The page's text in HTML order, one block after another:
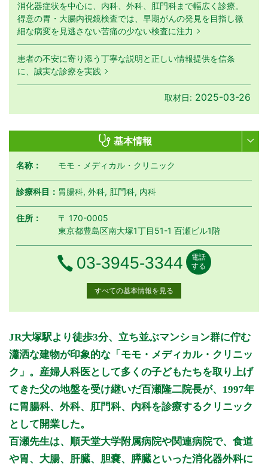
消化器症状を中心に、内科、外科、肛門科まで幅広く診療。
得意の胃・大腸内視鏡検査では、早期がんの発見を目指し微
細な病変を見逃さない苦痛の少ない検査に注力
患者の不安に寄り添う丁寧な説明と正しい情報提供を信条
に、誠実な診療を実践
取材日: 2025-03-26
基本情報
名称： モモ・メディカル・クリニック
診療科目： 胃腸科, 外科, 肛門科, 内科
住所：
〒 170-0005
東京都豊島区南大塚1丁目51-1 百瀬ビル1階
電話番号
03-3945-3344
電話
する
すべての基本情報を見る
診療時間 月曜日
火 火曜日
水 金 金曜日土曜日
日 日曜日
祝
10:00～13:00
● ● ●
15:00～19:00
● ● ● ●
休診日: 金、日、祝
受付時間:10:00～12:30 15:00～18:30
※初診の方は受付終了15分前まで
※診療時間や臨時休診・診療内容等について、事前に必ず医療
機関ホームページ、またはお電話にてご確認ください。
JR大塚駅より徒歩3分、立ち並ぶマンション群に佇む
瀟洒な建物が印象的な「モモ・メディカル・クリニッ
ク」。産婦人科医として多くの子どもたちを取り上げ
てきた父の地盤を受け継いだ百瀬隆二院長が、1997年
に胃腸科、外科、肛門科、内科を診療するクリニック
として開業した。
百瀬先生は、順天堂大学附属病院や関連病院で、食道
や胃、大腸、肝臓、胆嚢、膵臓といった消化器外科に